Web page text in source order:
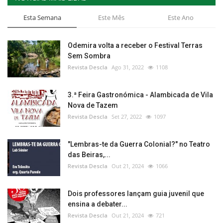
Esta Semana Este Mês Este Ano
Odemira volta a receber o Festival Terras
Sem Sombra
Revista Descla Ago 31, 2022 1108
3.ª Feira Gastronómica - Alambicada de Vila
Nova de Tazem
Revista Descla Set 27, 2022 1097
"Lembras-te da Guerra Colonial?" no Teatro
das Beiras,...
Revista Descla Out 21, 2024 1066
Dois professores lançam guia juvenil que
ensina a debater...
Revista Descla Out 21, 2024 721